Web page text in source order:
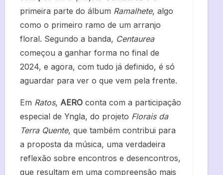
primeira parte do álbum Ramalhete, algo
como o primeiro ramo de um arranjo
floral. Segundo a banda, Centaurea
começou a ganhar forma no final de
2024, e agora, com tudo já definido, é só
aguardar para ver o que vem pela frente.
Em Ratos, AERO conta com a participação
especial de Yngla, do projeto Florais da
Terra Quente, que também contribui para
a proposta da música, uma verdadeira
reflexão sobre encontros e desencontros,
que resultam em uma compreensão mais